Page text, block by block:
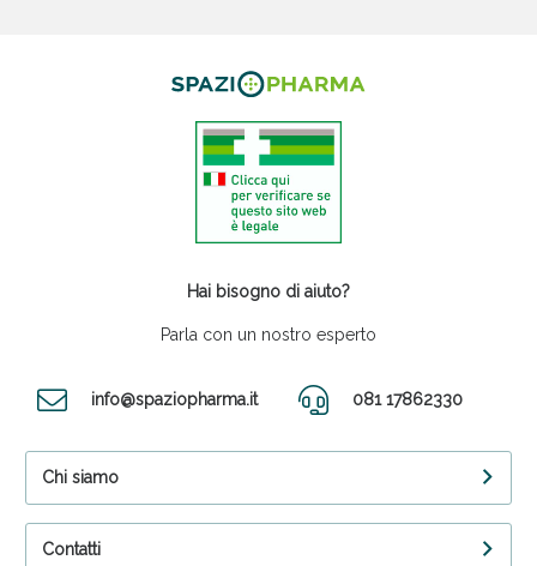
Hai bisogno di aiuto?
Parla con un nostro esperto
info@spaziopharma.it 081 17862330
Chi siamo
Contatti